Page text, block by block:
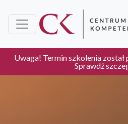
Uwaga! Termin szkolenia został
Sprawdź